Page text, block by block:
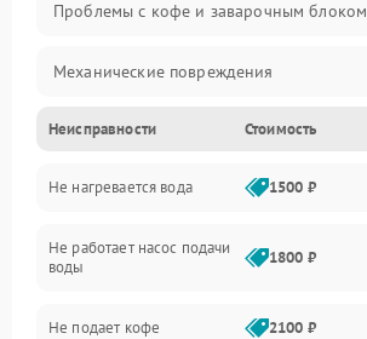
Проблемы с кофе и заварочным блоком
Механические повреждения
Прочие неисправности
Включение и работа
Проблемы с водой
Проблемы с капучинатором и паром
Неисправности Стоимость
Не нагревается вода 1500 ₽
Не работает насос подачи
воды
1800 ₽
Не подает кофе 2100 ₽